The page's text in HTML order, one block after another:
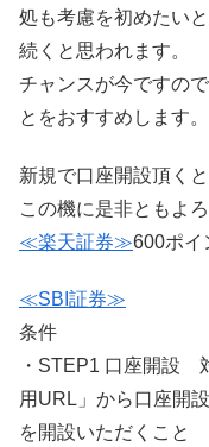
処も考慮を初めたい
続くと思われます。
チャンスが今ですの
とをおすすめします。
新規で口座開設頂く
この機に是非ともよ
≪楽天証券≫600ポイ
≪SBI証券≫
条件
・STEP1 口座開設
用URL」から口座開
を開設いただくこ